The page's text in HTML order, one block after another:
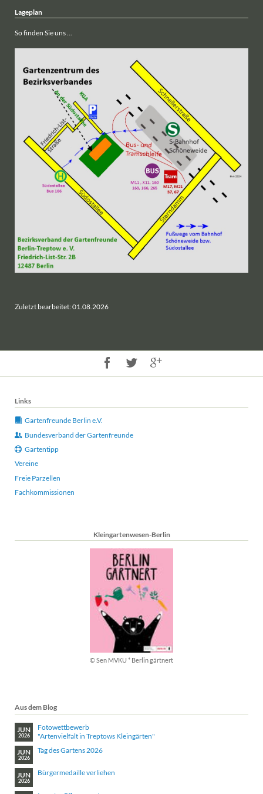
Lageplan
So finden Sie uns ...
Zuletzt bearbeitet: 01.08.2026
Links
Gartenfreunde Berlin e.V.
Bundesverband der Gartenfreunde
Gartentipp
Vereine
Freie Parzellen
Fachkommissionen
Kleingartenwesen-Berlin
© Sen MVKU * Berlin gärtnert
Aus dem Blog
JUN
2026
Fotowettbewerb
"Artenvielfalt in Treptows Kleingärten"
JUN
2026
Tag des Gartens 2026
JUN
2026
Bürgermedaille verliehen